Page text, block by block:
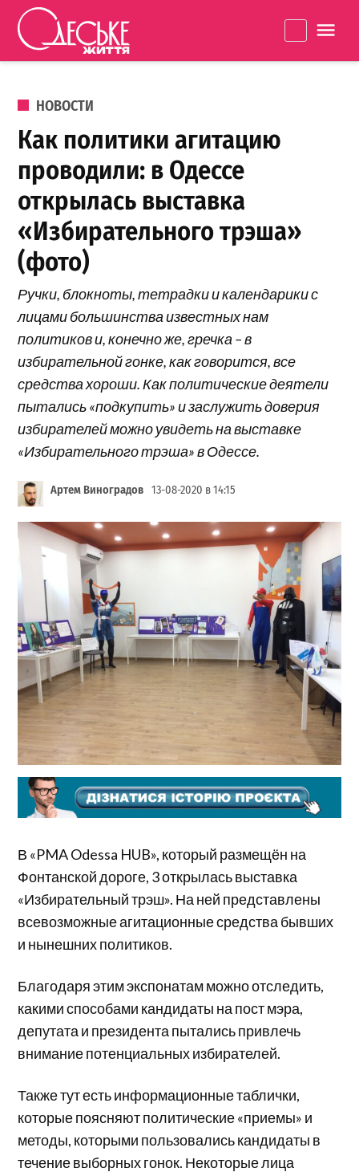
Перейти к содержанию
життя
ОПУБЛИКОВАНО В
НОВОСТИ
Как политики агитацию
проводили: в Одессе
открылась выставка
«Избирательного трэша»
(фото)
Ручки, блокноты, тетрадки и календарики с
лицами большинства известных нам
политиков и, конечно же, гречка – в
избирательной гонке, как говорится, все
средства хороши. Как политические деятели
пытались «подкупить» и заслужить доверия
избирателей можно увидеть на выставке
«Избирательного трэша» в Одессе.
Артем Виноградов 13-08-2020 в 14:15
В «PMA Odessa HUB», который размещён на
Фонтанской дороге, 3 открылась выставка
«Избирательный трэш». На ней представлены
всевозможные агитационные средства бывших
и нынешних политиков.
Благодаря этим экспонатам можно отследить,
какими способами кандидаты на пост мэра,
депутата и президента пытались привлечь
внимание потенциальных избирателей.
Также тут есть информационные таблички,
которые поясняют политические «приемы» и
методы, которыми пользовались кандидаты в
течение выборных гонок. Некоторые лица